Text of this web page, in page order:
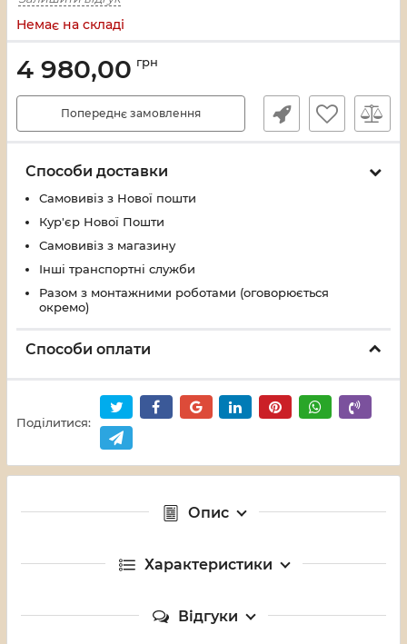
Немає на складі
4 980,00 грн
Попереднє замовлення
Способи доставки
Самовивіз з Нової пошти
Кур'єр Нової Пошти
Самовивіз з магазину
Інші транспортні служби
Разом з монтажними роботами (оговорюється
окремо)
Способи оплати
Поділитися:
Опис
Характеристики
Відгуки